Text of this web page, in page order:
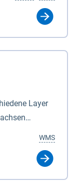
Für
die dem
vor allem
(§2 Abs.3
Widmung, die
Layer
im
WMS